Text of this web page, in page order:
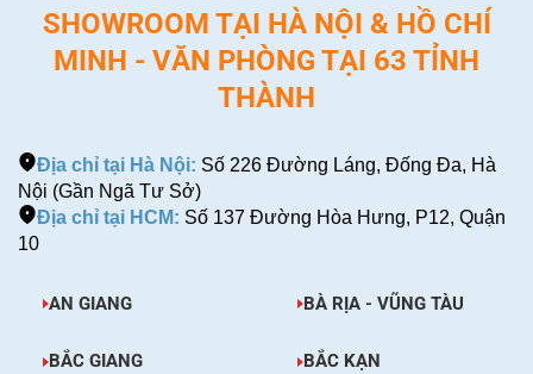
SHOWROOM TẠI HÀ NỘI & HỒ CHÍ
MINH - VĂN PHÒNG TẠI 63 TỈNH
THÀNH
Địa chỉ tại Hà Nội: Số 226 Đường Láng, Đống Đa, Hà
Nội (Gần Ngã Tư Sở)
Địa chỉ tại HCM: Số 137 Đường Hòa Hưng, P12, Quận
10
AN GIANG BÀ RỊA - VŨNG TÀU
BẮC GIANG BẮC KẠN